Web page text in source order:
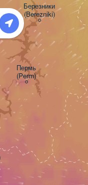
Пермь
(Perm)
Березники
(Berezniki)